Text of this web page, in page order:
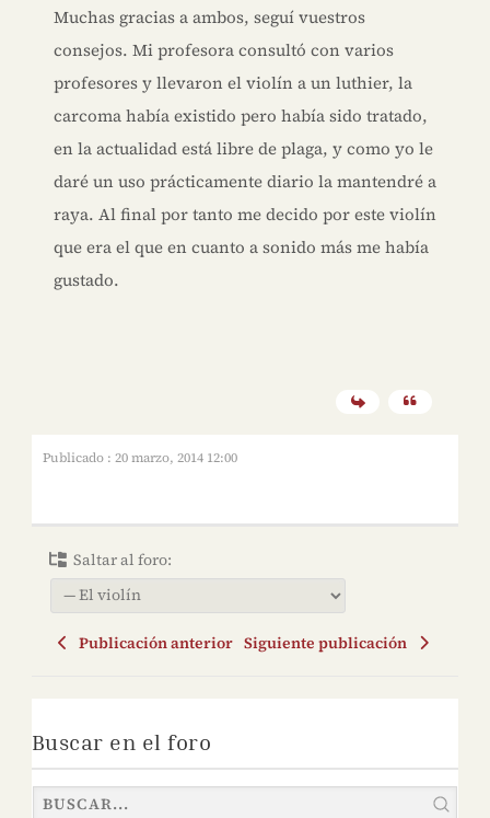
Muchas gracias a ambos, seguí vuestros
consejos. Mi profesora consultó con varios
profesores y llevaron el violín a un luthier, la
carcoma había existido pero había sido tratado,
en la actualidad está libre de plaga, y como yo le
daré un uso prácticamente diario la mantendré a
raya. Al final por tanto me decido por este violín
que era el que en cuanto a sonido más me había
gustado.
Publicado : 20 marzo, 2014 12:00
Saltar al foro:
Publicación anterior Siguiente publicación
Buscar en el foro